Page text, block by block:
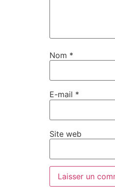
Nom *
E-mail *
Site web